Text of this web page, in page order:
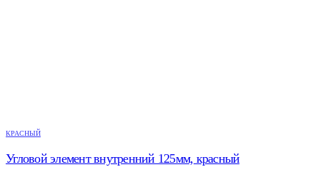
КРАСНЫЙ
Угловой элемент внутренний 125мм, красный